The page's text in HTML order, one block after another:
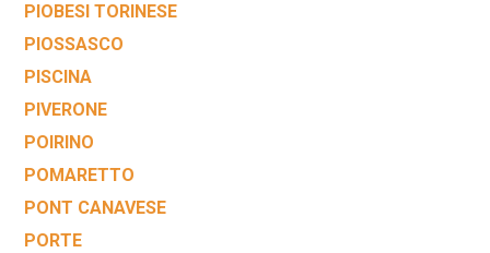
PIOBESI TORINESE
PIOSSASCO
PISCINA
PIVERONE
POIRINO
POMARETTO
PONT CANAVESE
PORTE